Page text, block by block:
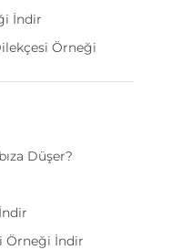
İndir
Örneği
Düşer?
Örneği İndir